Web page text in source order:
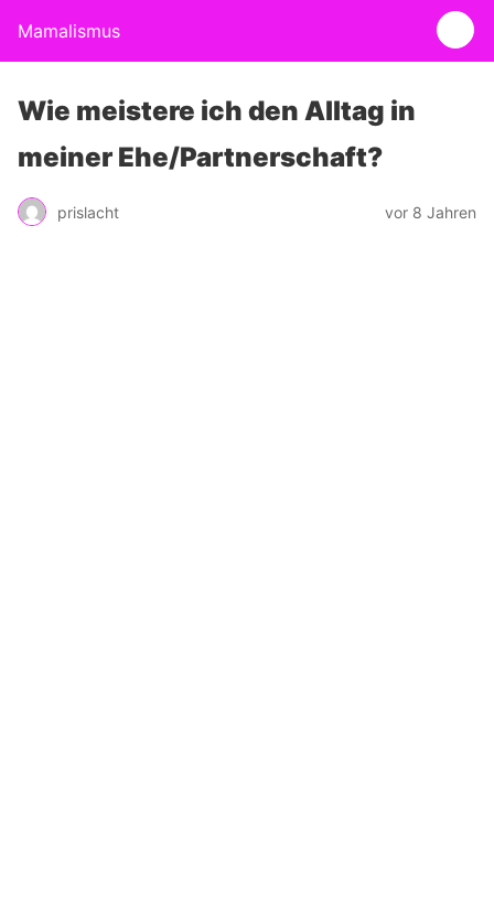
Mamalismus
Wie meistere ich den Alltag in
meiner Ehe/Partnerschaft?
prislacht vor 8 Jahren